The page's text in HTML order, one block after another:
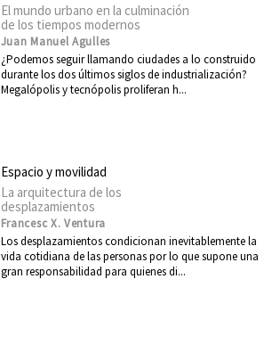
El mundo urbano en la culminación
de los tiempos modernos
Juan Manuel Agulles
¿Podemos seguir llamando ciudades a lo construido
durante los dos últimos siglos de industrialización?
Megalópolis y tecnópolis proliferan h...
Espacio y movilidad
La arquitectura de los
desplazamientos
Francesc X. Ventura
Los desplazamientos condicionan inevitablemente la
vida cotidiana de las personas por lo que supone una
gran responsabilidad para quienes di...